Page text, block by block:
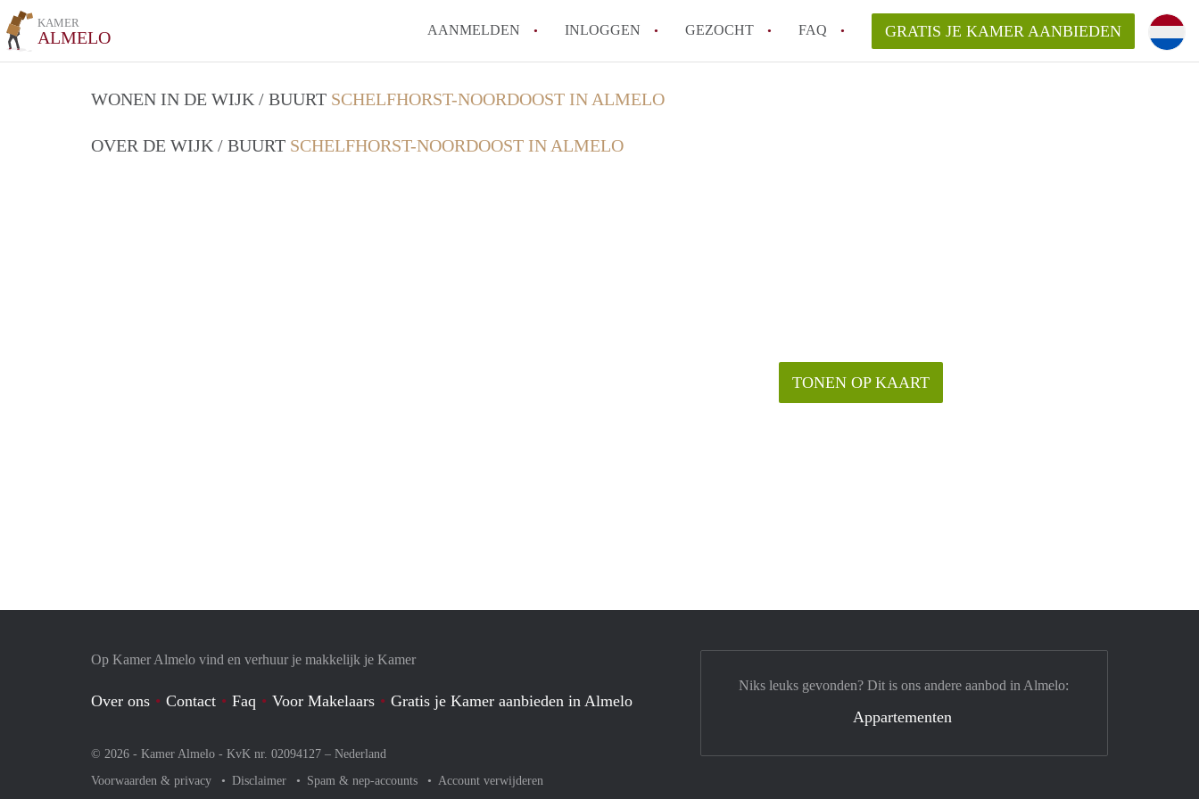
KAMER
ALMELO AANMELDEN INLOGGEN GEZOCHT FAQ
How to translate KamerAlmelo!
GRATIS JE KAMER AANBIEDEN
WONEN IN DE WIJK / BUURT SCHELFHORST-NOORDOOST IN ALMELO
OVER DE WIJK / BUURT SCHELFHORST-NOORDOOST IN ALMELO
TONEN OP KAART
Op Kamer Almelo vind en verhuur je makkelijk je Kamer
Over ons Contact Faq Voor Makelaars Gratis je Kamer aanbieden in Almelo
© 2026 - Kamer Almelo - KvK nr. 02094127 – Nederland
Voorwaarden & privacy
Disclaimer Spam & nep-accounts Account verwijderen
Niks leuks gevonden? Dit is ons andere aanbod in Almelo:
Appartementen